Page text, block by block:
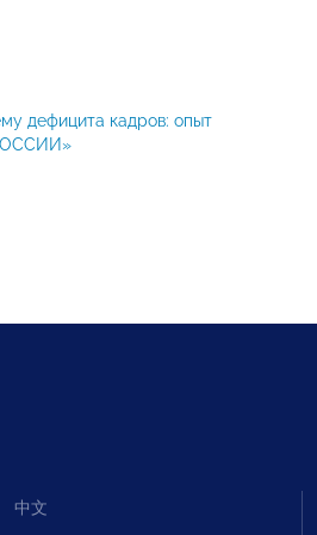
дефицита кадров: опыт
中文